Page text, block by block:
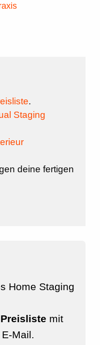
.
Staging
deine fertigen
Home Staging
Preisliste mit
Mail.